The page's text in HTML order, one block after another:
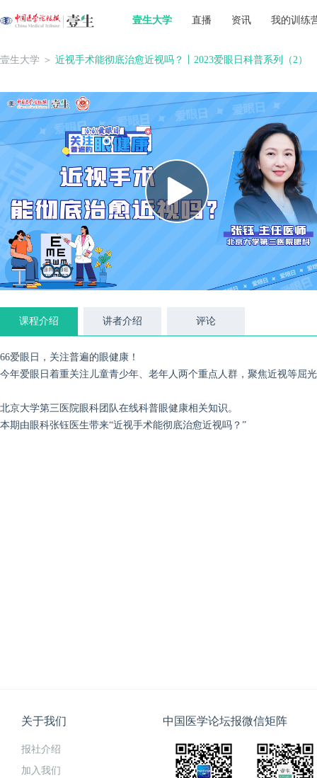
壹生大学 直播 资讯 我的训练
壹生大学 ＞ 近视手术能彻底治愈近视吗？丨2023爱眼日科普系列（2）
课程介绍 讲者介绍 评论
66爱眼日，关注普遍的眼健康！
今年爱眼日着重关注儿童青少年、老年人两个重点人群，聚焦近视等屈
北京大学第三医院眼科团队在线科普眼健康相关知识。
本期由眼科张钰医生带来“近视手术能彻底治愈近视吗？”
关于我们
报社介绍
加入我们
中国医学论坛报微信矩阵